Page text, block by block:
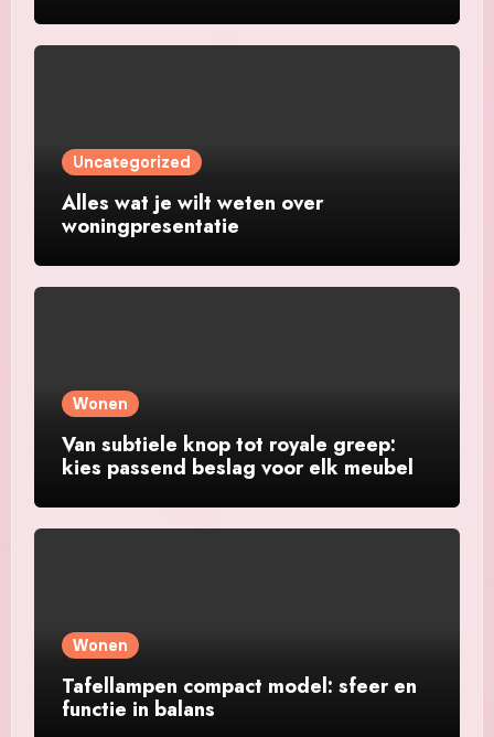
Uncategorized
Alles wat je wilt weten over
woningpresentatie
Wonen
Van subtiele knop tot royale greep:
kies passend beslag voor elk meubel
Wonen
Tafellampen compact model: sfeer en
functie in balans